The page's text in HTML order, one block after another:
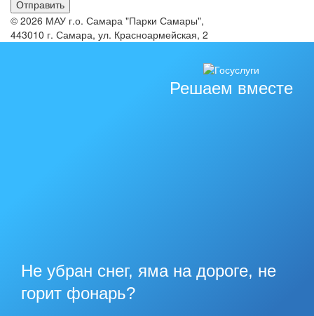
© 2026 МАУ г.о. Самара "Парки Самары",
443010 г. Самара, ул. Красноармейская, 2
Решаем вместе
Не убран снег, яма на дороге, не
горит фонарь?